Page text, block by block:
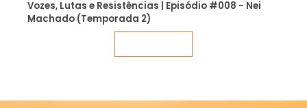
Vozes, Lutas e Resistências | Episódio #008 - Nei
Machado (Temporada 2)